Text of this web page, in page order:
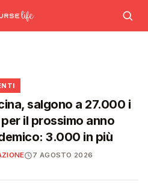
il futuro del
nuovo commissario per
al Siveas e
per scorte Covid,
salgono a 27.000 i
il prossimo anno
3.000 in più
7 AGOSTO 2026